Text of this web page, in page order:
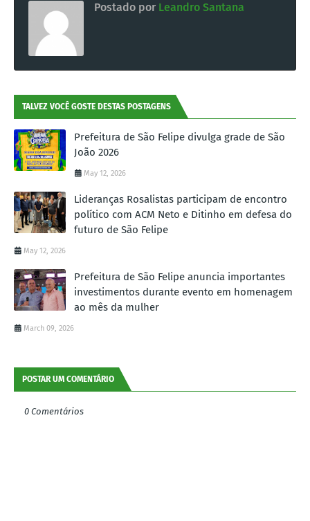
Postado por Leandro Santana
TALVEZ VOCÊ GOSTE DESTAS POSTAGENS
Prefeitura de São Felipe divulga grade de São
João 2026
May 12, 2026
Lideranças Rosalistas participam de encontro
político com ACM Neto e Ditinho em defesa do
futuro de São Felipe
May 12, 2026
Prefeitura de São Felipe anuncia importantes
investimentos durante evento em homenagem
ao mês da mulher
March 09, 2026
POSTAR UM COMENTÁRIO
0 Comentários